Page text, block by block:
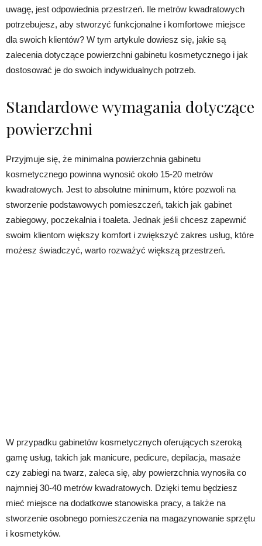
uwagę, jest odpowiednia przestrzeń. Ile metrów kwadratowych
potrzebujesz, aby stworzyć funkcjonalne i komfortowe miejsce
dla swoich klientów? W tym artykule dowiesz się, jakie są
zalecenia dotyczące powierzchni gabinetu kosmetycznego i jak
dostosować je do swoich indywidualnych potrzeb.
Standardowe wymagania dotyczące
powierzchni
Przyjmuje się, że minimalna powierzchnia gabinetu
kosmetycznego powinna wynosić około 15-20 metrów
kwadratowych. Jest to absolutne minimum, które pozwoli na
stworzenie podstawowych pomieszczeń, takich jak gabinet
zabiegowy, poczekalnia i toaleta. Jednak jeśli chcesz zapewnić
swoim klientom większy komfort i zwiększyć zakres usług, które
możesz świadczyć, warto rozważyć większą przestrzeń.
W przypadku gabinetów kosmetycznych oferujących szeroką
gamę usług, takich jak manicure, pedicure, depilacja, masaże
czy zabiegi na twarz, zaleca się, aby powierzchnia wynosiła co
najmniej 30-40 metrów kwadratowych. Dzięki temu będziesz
mieć miejsce na dodatkowe stanowiska pracy, a także na
stworzenie osobnego pomieszczenia na magazynowanie sprzętu
i kosmetyków.